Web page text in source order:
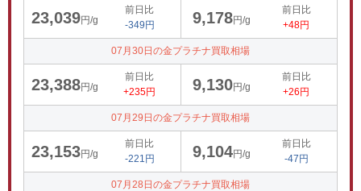
23,039円/g
前日比
-349円
9,178円/g
前日比
+48円
07月30日の金プラチナ買取相場
23,388円/g
前日比
+235円
9,130円/g
前日比
+26円
07月29日の金プラチナ買取相場
23,153円/g
前日比
-221円
9,104円/g
前日比
-47円
07月28日の金プラチナ買取相場